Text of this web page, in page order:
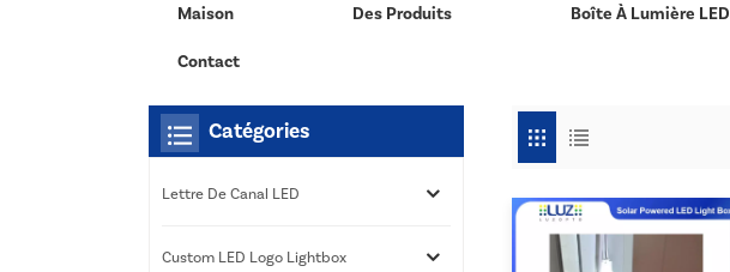
Maison Des Produits Boîte À Lumière LED
Contact
Catégories
Lettre De Canal LED
Custom LED Logo Lightbox